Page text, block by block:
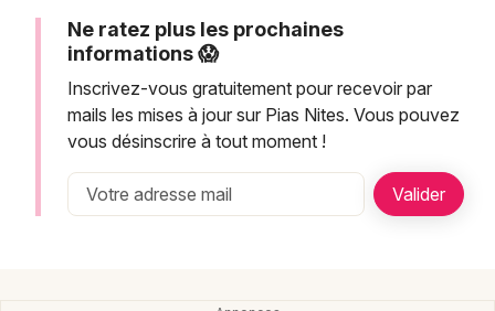
Grands événements
Activité & Expérience
Manifestations
Foires & salons
Marseille
Montpellier
Ne ratez plus les prochaines
informations 😱
Inscrivez-vous gratuitement pour recevoir par
mails les mises à jour sur Pias Nites. Vous pouvez
vous désinscrire à tout moment !